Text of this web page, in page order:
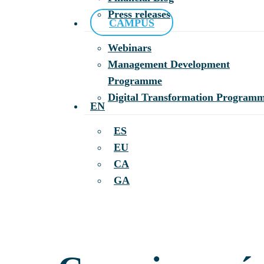
Press releases
CAMPUS
Webinars
Management Development
Programme
Digital Transformation
EN
ES
EU
CA
GA